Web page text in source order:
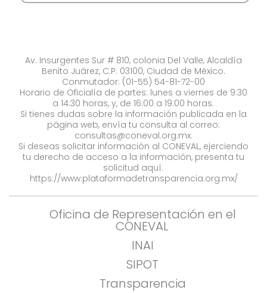
Av. Insurgentes Sur # 810, colonia Del Valle, Alcaldía
Benito Juárez, C.P. 03100, Ciudad de México.
Conmutador: (01-55) 54-81-72-00
Horario de Oficialía de partes: lunes a viernes de 9:30
a 14:30 horas, y, de 16:00 a 19:00 horas.
Si tienes dudas sobre la información publicada en la
página web, envía tu consulta al correo:
consultas@coneval.org.mx.
Si deseas solicitar información al CONEVAL, ejerciendo
tu derecho de acceso a la información, presenta tu
solicitud aquí:
https://www.plataformadetransparencia.org.mx/
Oficina de Representación en el
CONEVAL
INAI
SIPOT
Transparencia